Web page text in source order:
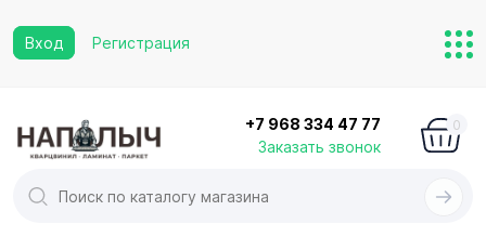
Вход Регистрация
+7 968 334 47 77
Заказать звонок
0